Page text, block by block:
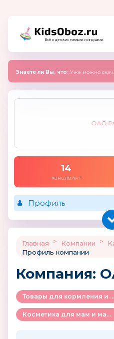
Всё о детских товарах и игрушках
Знаете ли Вы, что: Уже можно скачать
ОАО
14
канцпоинт
Профиль
Главная > Компании >
Профиль компании
Компания:
Товары для кормления и ухода за ребенком
Косметика для мам и малышей